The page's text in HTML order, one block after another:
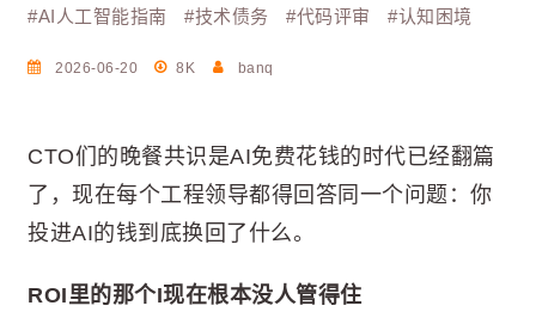
#AI人工智能指南 #技术债务 #代码评审 #认知困境
2026-06-20 8K banq
CTO们的晚餐共识是AI免费花钱的时代已经翻篇
了，现在每个工程领导都得回答同一个问题：你
投进AI的钱到底换回了什么。
ROI里的那个I现在根本没人管得住